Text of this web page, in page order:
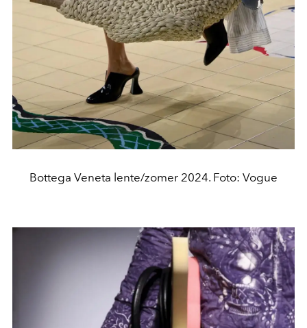
Bottega Veneta lente/zomer 2024. Foto: Vogue